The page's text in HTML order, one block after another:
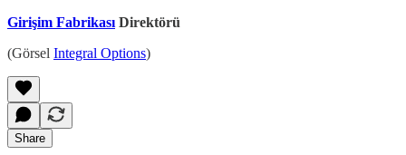
Girişim Fabrikası Direktörü
(Görsel Integral Options)
Share